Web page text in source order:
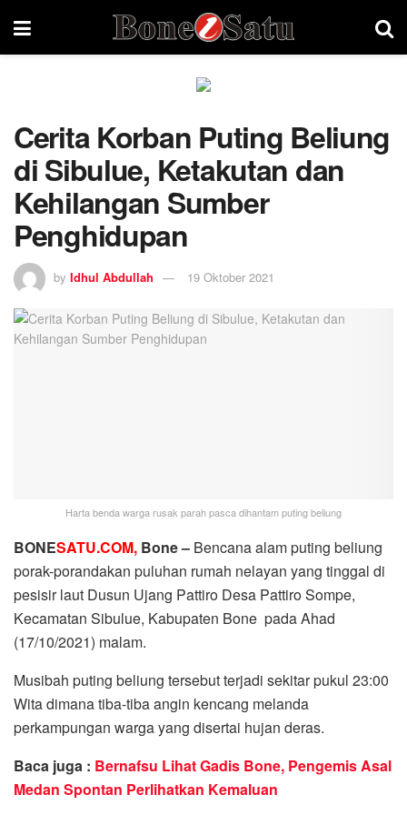
Cerita Korban Puting Beliung
di Sibulue, Ketakutan dan
Kehilangan Sumber
Penghidupan
by Idhul Abdullah 19 Oktober 2021
Harta benda warga rusak parah pasca dihantam puting beliung
BONESATU.COM, Bone – Bencana alam puting beliung
porak-porandakan puluhan rumah nelayan yang tinggal di
pesisir laut Dusun Ujang Pattiro Desa Pattiro Sompe,
Kecamatan Sibulue, Kabupaten Bone pada Ahad
(17/10/2021) malam.
Musibah puting beliung tersebut terjadi sekitar pukul 23:00
Wita dimana tiba-tiba angin kencang melanda
perkampungan warga yang disertai hujan deras.
Baca juga : Bernafsu Lihat Gadis Bone, Pengemis Asal
Medan Spontan Perlihatkan Kemaluan